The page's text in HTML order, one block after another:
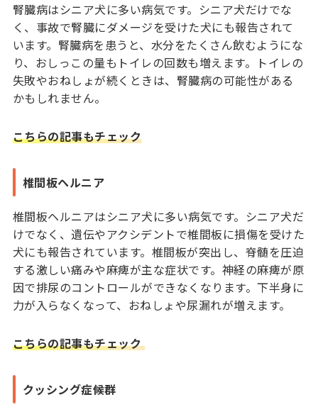
腎臓病はシニア犬に多い病気です。シニア犬だけでな
く、事故で腎臓にダメージを受けた犬にも報告されて
います。腎臓病を患うと、水分をたくさん飲むようにな
り、おしっこの量もトイレの回数も増えます。トイレの
失敗やおねしょが続くときは、腎臓病の可能性がある
かもしれません。
こちらの記事もチェック
椎間板ヘルニア
椎間板ヘルニアはシニア犬に多い病気です。シニア犬だ
けでなく、遺伝やアクシデントで椎間板に損傷を受けた
犬にも報告されています。椎間板が突出し、脊髄を圧迫
する激しい痛みや麻痺が主な症状です。神経の麻痺が原
因で排尿のコントロールができなくなります。下半身に
力が入らなくなって、おねしょや尿漏れが増えます。
こちらの記事もチェック
クッシング症候群